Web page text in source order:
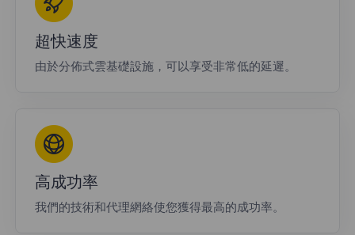
超快速度
由於分佈式雲基礎設施，可以享受非常低的延遲。
高成功率
我們的技術和代理網絡使您獲得最高的成功率。